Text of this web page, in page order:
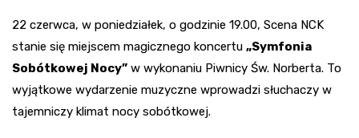
22 czerwca, w poniedziałek, o godzinie 19.00, Scena NCK
stanie się miejscem magicznego koncertu „Symfonia
Sobótkowej Nocy” w wykonaniu Piwnicy Św. Norberta. To
wyjątkowe wydarzenie muzyczne wprowadzi słuchaczy w
tajemniczy klimat nocy sobótkowej.